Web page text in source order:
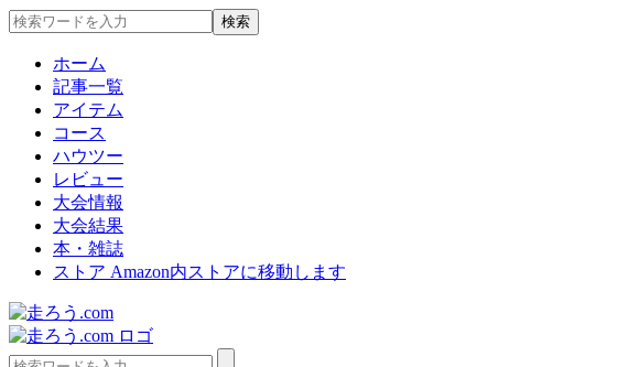
ホーム
記事一覧
アイテム
コース
ハウツー
レビュー
大会情報
大会結果
本・雑誌
ストア Amazon内ストアに移動します